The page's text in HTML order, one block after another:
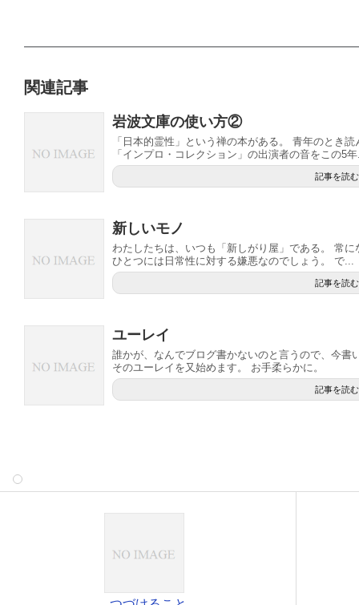
関連記事
岩波文庫の使い方②
「日本的霊性」という禅の本がある。 青年のとき
「インプロ・コレクション」の出演者の音をこの5
記事を読む
新しいモノ
わたしたちは、いつも「新しがり屋」である。 常
ひとつには日常性に対する嫌悪なのでしょう。 で...
記事を読む
ユーレイ
誰かが、なんでブログ書かないのと言うので、今書
そのユーレイを又始めます。 お手柔らかに。
記事を読む